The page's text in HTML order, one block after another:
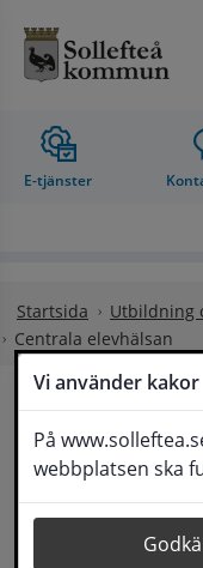
Vi använder kakor
På
webbplatsen ska
E-tjänster
Startsida
Utbildning
Centrala elevhälsan
Centrala